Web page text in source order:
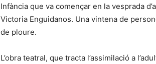
Infància que va començar en la vesprada
Victoria Enguidanos. Una vintena de
de ploure.
L’obra teatral, que tracta l’assimilació a